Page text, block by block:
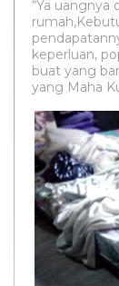
“Ya uangnya
keperluan,
buat yang
yang Maha